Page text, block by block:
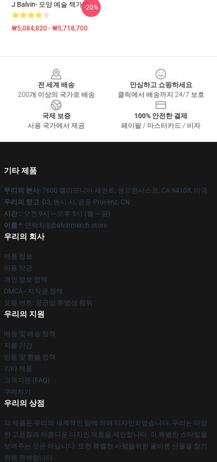
J Balvin- 모양 예술 책가방
₩5,084,820 - ₩5,718,700
-20%
전 세계 배송
200개 이상의 국가로 배송
안심하고 쇼핑하세요
클릭에서 배송까지 24/7 보호
국제 보증
사용 국가에서 제공
100% 안전한 결제
페이팔 / 마스터카드 / 비자
기타 제품
우리의 본사: 7600 캘리포니아 세인트, 샌프란시스코, CA 94108, 미국
우리의 창고: D3, 벤시 시, 광동 Provënz, CN
시간 :: 오전 9시 ~ 오후 5시 (월 ~ 금)
이름 *: 연락처@jbalvinmerch.store
우리의 회사
제품 정보
이용 약관
개인 정보 정책
DMCA - 저작권 정책
모델 번호: 공급망 투명성 행위
우리의 지원
배송 및 배송 정책
지불 기간
반품 및 환불 정책
기타 제품
고객지원 (FAQ)
구매하기
우리의 상점
각 제품은 우리의 세계적인 팀에 의해 디자인되었습니다. 우리는 다양
한 고품질과 아름다운 디자인 제품을 제안합니다. 이 특별한 스타일을
보여주는 것은 아닙니다. 또한 특별한 사람을위한 올바른 선물을 찾기
위해 완벽합니다.